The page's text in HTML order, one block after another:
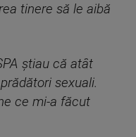
tinere să le aibă
știau că atât
sexuali.
ce mi-a făcut